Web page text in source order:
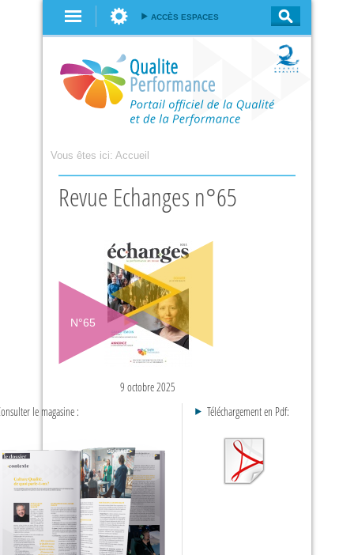
ACCÈS ESPACES
Vous êtes ici: Accueil
Revue Echanges n°65
N°65
9 octobre 2025
le magasine :
Téléchargement en Pdf: